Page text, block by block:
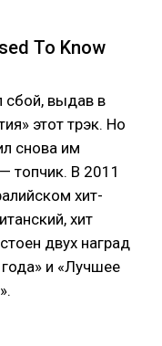
To Know
сбой, выдав в
этот трэк. Но
снова им
топчик. В 2011
хит-
хит
двух наград
и «Лучшее